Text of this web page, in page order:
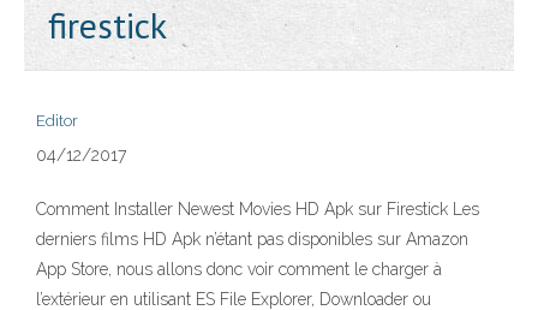
firestick
Editor
04/12/2017
Comment Installer Newest Movies HD Apk sur Firestick Les
derniers films HD Apk n’étant pas disponibles sur Amazon
App Store, nous allons donc voir comment le charger à
l’extérieur en utilisant ES File Explorer, Downloader ou